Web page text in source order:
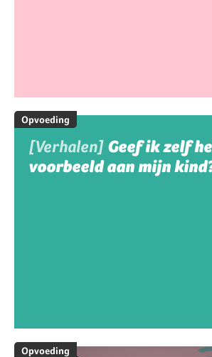
Opvoeding
[Verhalen] Geef ik zelf
voorbeeld aan mijn
Opvoeding